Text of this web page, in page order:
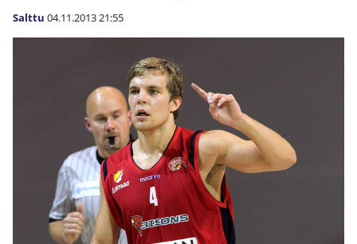
Salttu 04.11.201321:55